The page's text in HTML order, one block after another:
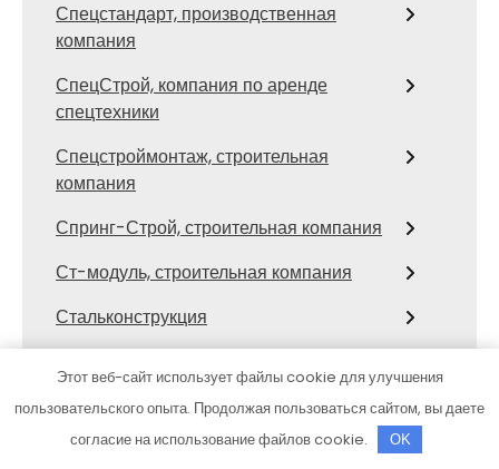
Спецстандарт, производственная
компания
СпецСтрой, компания по аренде
спецтехники
Спецстроймонтаж, строительная
компания
Спринг-Строй, строительная компания
Ст-модуль, строительная компания
Стальконструкция
Строитель, строительная-
технологическая компания
Этот веб-сайт использует файлы cookie для улучшения
пользовательского опыта. Продолжая пользоваться сайтом, вы даете
согласие на использование файлов cookie.
OK